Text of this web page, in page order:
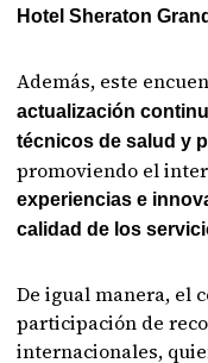
Hotel Sheraton
Además, este
actualización
técnicos de salud y
promoviendo el
experiencias e
calidad de los
De igual manera, el
participación de
internacionales,